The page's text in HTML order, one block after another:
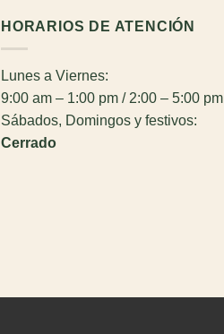
HORARIOS DE ATENCIÓN
Lunes a Viernes:
9:00 am – 1:00 pm / 2:00 – 5:00 pm
Sábados, Domingos y festivos:
Cerrado